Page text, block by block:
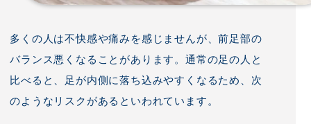
多くの人は不快感や痛みを感じませんが、前足部の
バランス悪くなることがあります。通常の足の人と
比べると、足が内側に落ち込みやすくなるため、次
のようなリスクがあるといわれています。